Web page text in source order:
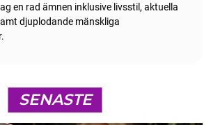
en rad ämnen inklusive livsstil, aktuella
djuplodande mänskliga
SENASTE